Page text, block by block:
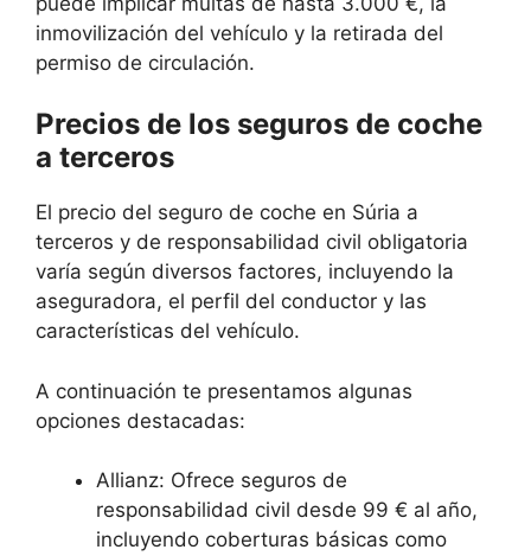
inmovilización del vehículo y la retirada del
permiso de circulación.
Precios de los seguros de coche
a terceros
El precio del seguro de coche en Súria a
terceros y de responsabilidad civil obligatoria
varía según diversos factores, incluyendo la
aseguradora, el perfil del conductor y las
características del vehículo.
A continuación te presentamos algunas
opciones destacadas:
Allianz: Ofrece seguros de
responsabilidad civil desde 99 € al año,
incluyendo coberturas básicas como